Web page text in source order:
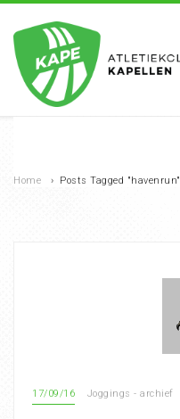
Home › Posts Tagged "havenrun"
17/09/16 Joggings - archief